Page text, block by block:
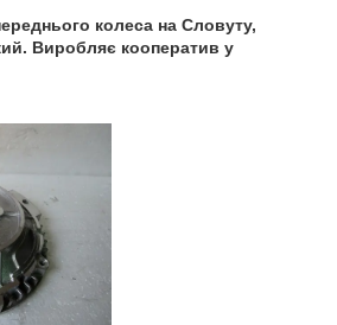
колеса на Словуту,
Виробляє кооператив у